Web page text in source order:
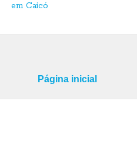
em Caicó
Página inicial